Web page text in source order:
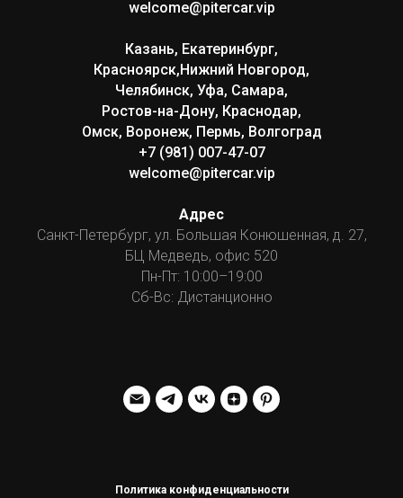
welcome@pitercar.vip
Казань, Екатеринбург,
Красноярск,Нижний Новгород,
Челябинск, Уфа, Самара,
Ростов-на-Дону, Краснодар,
Омск, Воронеж, Пермь, Волгоград
+7 (981) 007-47-07
welcome@pitercar.vip
Адрес
Санкт-Петербург, ул. Большая Конюшенная, д. 27,
БЦ Медведь, офис 520
Пн-Пт: 10:00–19:00
Сб-Вс: Дистанционно
Политика конфиденциальности